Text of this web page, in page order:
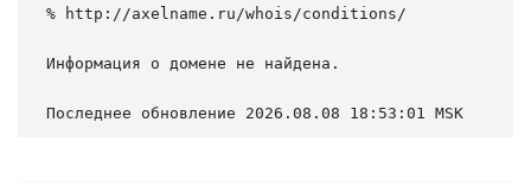
% http://axelname.ru/whois/conditions/
Информация о домене не найдена.
Последнее обновление 2026.08.08 18:53:01 MSK